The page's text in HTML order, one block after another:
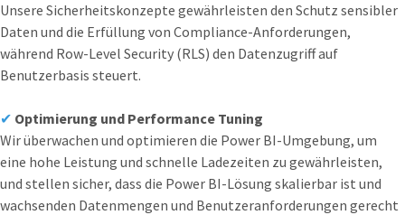
Unsere Sicherheitskonzepte gewährleisten den Schutz sensibler
Daten und die Erfüllung von Compliance-Anforderungen,
während Row-Level Security (RLS) den Datenzugriff auf
Benutzerbasis steuert.
✔ Optimierung und Performance Tuning
Wir überwachen und optimieren die Power BI-Umgebung, um
eine hohe Leistung und schnelle Ladezeiten zu gewährleisten,
und stellen sicher, dass die Power BI-Lösung skalierbar ist und
wachsenden Datenmengen und Benutzeranforderungen gerecht